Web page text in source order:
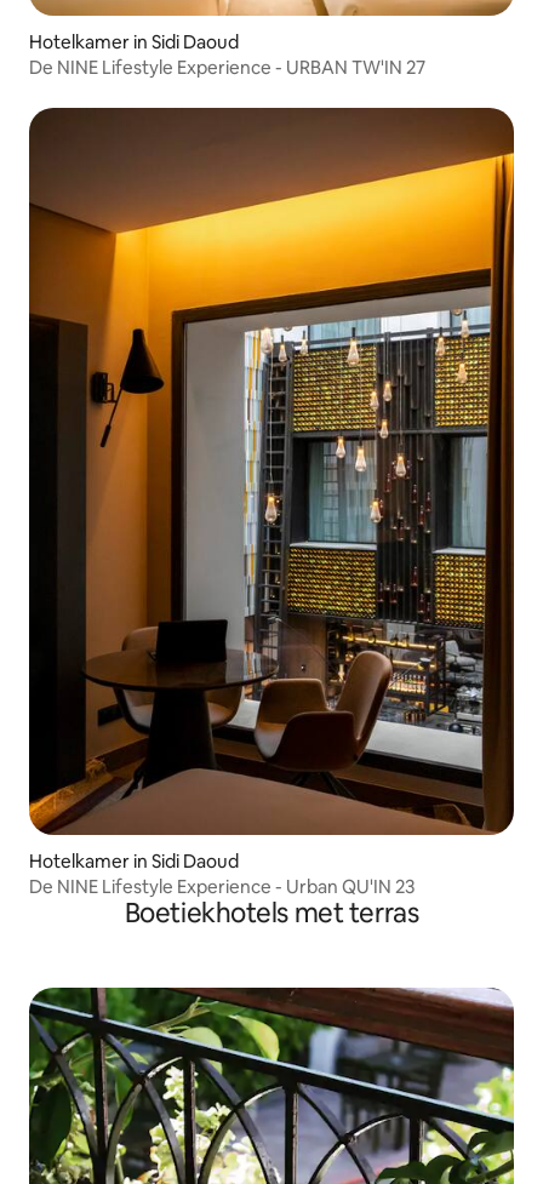
Hotelkamer in Sidi Daoud
De NINE Lifestyle Experience - URBAN TW'IN 27
Hotelkamer in Sidi Daoud
De NINE Lifestyle Experience - Urban QU'IN 23
Boetiekhotels met terras